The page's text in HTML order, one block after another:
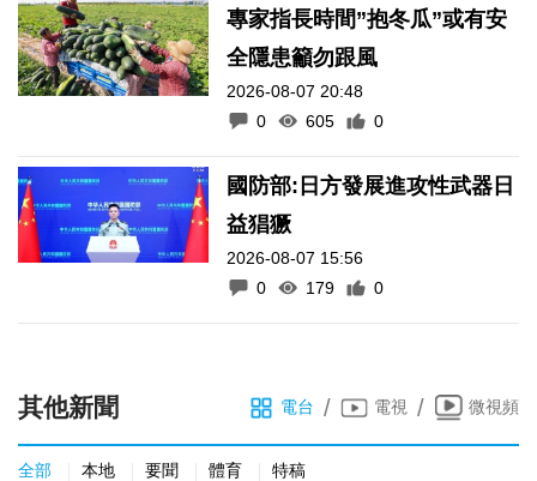
專家指長時間”抱冬瓜”或有安
全隱患籲勿跟風
2026-08-07 20:48
0
605 0
國防部:日方發展進攻性武器日
益猖獗
2026-08-07 15:56
0
179 0
其他新聞 電台 / 電視 / 微視頻
全部 本地 要聞 體育 特稿